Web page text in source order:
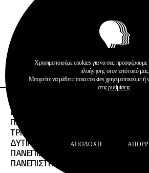
Περισσότερα
ΔΙΕΘΝΗΣ ΑΝΟΙΧΤΟΣ
ΠΕΡΙΓΡΑΦΗ:ΥΠΗΡΕΣΙΕΣ ΣΤΕΓΑΣΗΣ
ΤΡΙΩΝ ΤΩΝ ΠΑΝΕΠΙΣΤΗΜΙΑΚΩΝ
ΔΥΤΙΚΗΣ ΜΑΚΕΔΟΝΙΑΣ,
ΠΑΝΕΠΙΣΤΗΜΙΟΥ ΘΡΑΚΗΣ,
ΠΑΝΕΠΙΣΤΗΜΙΟΥ, ΠΑΤΡΩΝ
Χρησιμοποιούμε cookies για να σας προσφέρουμε
πλοήγησης στον ιστότοπό μας.
Μπορείτε να μάθετε ποια cookies χρησιμοποιούμε ή
στιςρυθμίσεις.
ΑΠΟΔΟΧΉ